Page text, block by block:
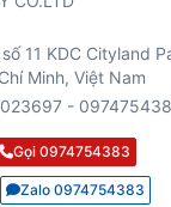
11 KDC Cityland
Minh, Việt Nam
-
Gọi 0974754383
Zalo 0974754383